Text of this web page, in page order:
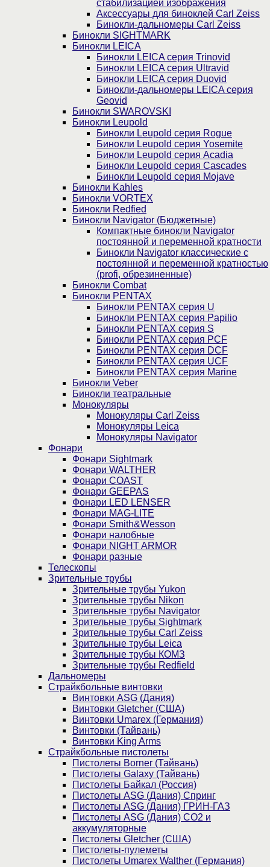
стабилизацией изображения
Аксессуары для биноклей Carl Zeiss
Бинокли-дальномеры Carl Zeiss
Бинокли SIGHTMARK
Бинокли LEICA
Бинокли LEICA серия Trinovid
Бинокли LEICA серия Ultravid
Бинокли LEICA серия Duovid
Бинокли-дальномеры LEICA серия
Geovid
Бинокли SWAROVSKI
Бинокли Leupold
Бинокли Leupold серия Rogue
Бинокли Leupold серия Yosemite
Бинокли Leupold серия Acadia
Бинокли Leupold серия Cascades
Бинокли Leupold серия Mojave
Бинокли Kahles
Бинокли VORTEX
Бинокли Redfied
Бинокли Navigator (Бюджетные)
Компактные бинокли Navigator
постоянной и переменной кратности
Бинокли Navigator классические с
постоянной и переменной кратностью
(profi, обрезиненные)
Бинокли Combat
Бинокли PENTAX
Бинокли PENTAX серия U
Бинокли PENTAX серия Papilio
Бинокли PENTAX серия S
Бинокли PENTAX серия PCF
Бинокли PENTAX серия DCF
Бинокли PENTAX серия UCF
Бинокли PENTAX серия Marine
Бинокли Veber
Бинокли театральные
Монокуляры
Монокуляры Carl Zeiss
Монокуляры Leica
Монокуляры Navigator
Фонари
Фонари Sightmark
Фонари WALTHER
Фонари COAST
Фонари GEEPAS
Фонари LED LENSER
Фонари MAG-LITE
Фонари Smith&Wesson
Фонари налобные
Фонари NIGHT ARMOR
Фонари разные
Телескопы
Зрительные трубы
Зрительные трубы Yukon
Зрительные трубы Nikon
Зрительные трубы Navigator
Зрительные трубы Sightmark
Зрительные трубы Carl Zeiss
Зрительные трубы Leica
Зрительные трубы КОМЗ
Зрительные трубы Redfield
Дальномеры
Страйкбольные винтовки
Винтовки ASG (Дания)
Винтовки Gletcher (США)
Винтовки Umarex (Германия)
Винтовки (Тайвань)
Винтовки King Arms
Страйкбольные пистолеты
Пистолеты Borner (Тайвань)
Пистолеты Galaxy (Тайвань)
Пистолеты Байкал (Россия)
Пистолеты ASG (Дания) Спринг
Пистолеты ASG (Дания) ГРИН-ГАЗ
Пистолеты ASG (Дания) CO2 и
аккумуляторные
Пистолеты Gletcher (США)
Пистолеты-пулеметы
Пистолеты Umarex Walther (Германия)